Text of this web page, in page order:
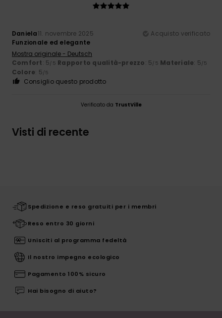
Daniela11. novembre 2025
Acquisto verificato
Funzionale ed elegante
Mostra originale - Deutsch
Comfort: 5/5 Rapporto qualità-prezzo: 5/5 Materiale: 5/5
Colore: 5/5
Consiglio questo prodotto
Verificato da TrustVille
Visti di recente
Spedizione e reso gratuiti per i membri
Reso entro 30 giorni
Unisciti al programma fedeltà
Il nostro impegno ecologico
Pagamento 100% sicuro
Hai bisogno di aiuto?